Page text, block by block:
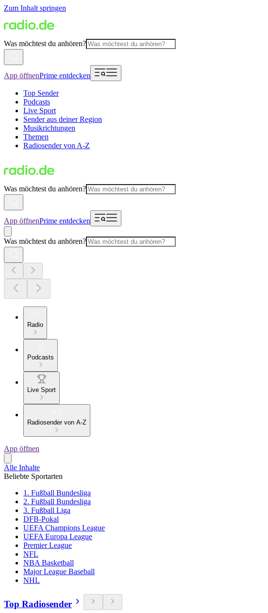
Zum Inhalt springen
Was möchtest du anhören?
App öffnenPrime entdecken
Top Sender
Podcasts
Live Sport
Sender aus deiner Region
Musikrichtungen
Themen
Radiosender von A-Z
Was möchtest du anhören?
App öffnenPrime entdecken
Was möchtest du anhören?
Radio
Podcasts
Live Sport
Radiosender von A-Z
App öffnen
Alle Inhalte
Beliebte Sportarten
1. Fußball Bundesliga
2. Fußball Bundesliga
3. Fußball Liga
DFB-Pokal
UEFA Champions League
UEFA Europa League
Premier League
NFL
NBA Basketball
Major League Baseball
NHL
Top Radiosender